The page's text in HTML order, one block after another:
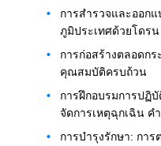
การสำรวจและออก
ภูมิประเทศด้วยโดร
การก่อสร้างตลอดก
คุณสมบัติครบถ้วน
การฝึกอบรมการปฏิ
จัดการเหตุฉุกเฉิน ค
การบำรุงรักษา: กา